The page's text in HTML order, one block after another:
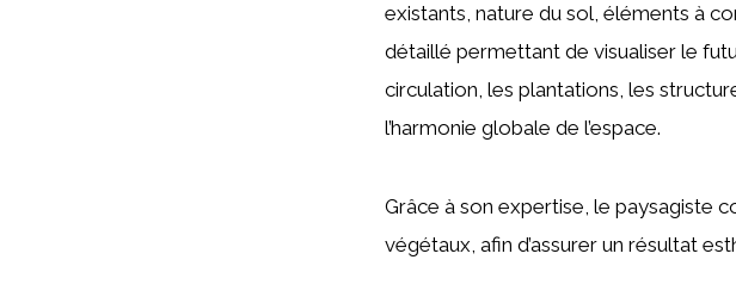
existants, nature du sol, éléments à
détaillé permettant de visualiser le
circulation, les plantations, les
l’harmonie globale de l’espace.
Grâce à son expertise, le paysagiste
végétaux, afin d’assurer un résultat